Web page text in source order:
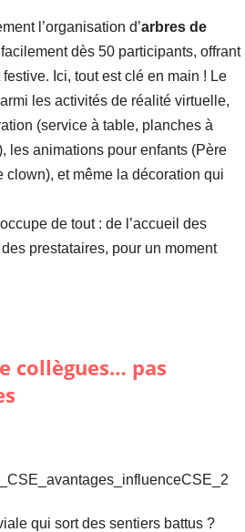
l’organisation d’arbres de
dès 50 participants, offrant
Ici, tout est clé en main ! Le
les activités de réalité virtuelle,
(service à table, planches à
les animations pour enfants (Père
clown), et même la décoration qui
de tout : de l’accueil des
prestataires, pour un moment
collègues… pas
qui sort des sentiers battus ?